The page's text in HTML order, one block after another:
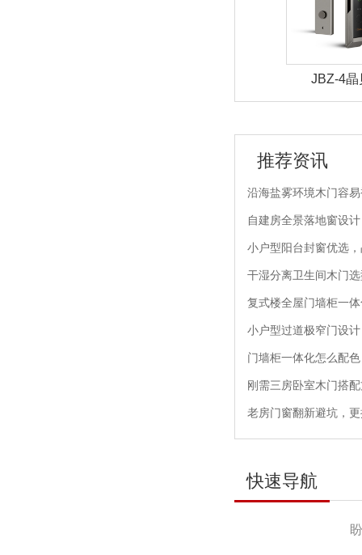
JBZ-4晶
推荐资讯
沿海盐雾环境木门容
自建房全景落地窗设
小户型阳台封窗优选
干湿分离卫生间木门
复式楼全屋门墙柜一
小户型过道极窄门设
门墙柜一体化怎么配
刚需三房卧室木门搭
老房门窗翻新避坑，
快速导航